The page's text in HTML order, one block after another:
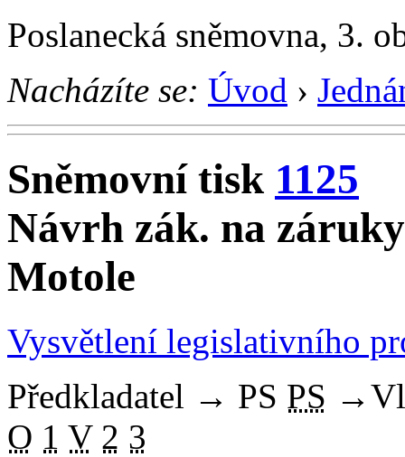
Poslanecká sněmovna, 3.
Nacházíte se: Úvod ›
Sněmovní tisk 1125
Návrh zák. na
Motole
Vysvětlení legislativního
Předkladatel → PS PS →
O 1 V 2 3